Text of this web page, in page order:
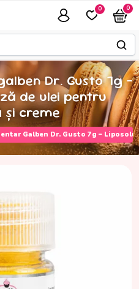
0 0
Dr. Gusto 7g –
de ulei pentru
și creme
Galben Dr. Gusto 7g –